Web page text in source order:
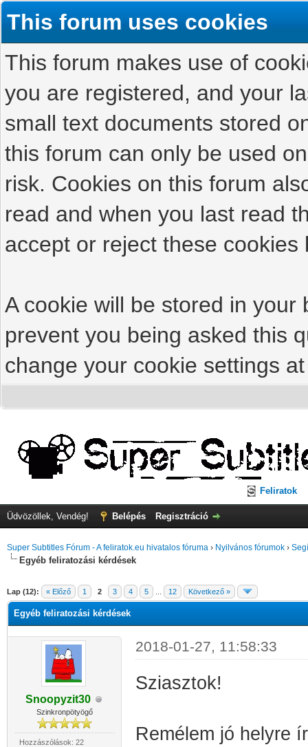
This forum uses cookies
This forum makes use of
you are registered, and your
small text documents stored
this forum can only be used
risk. Cookies on this forum
read and when you last read
accept or reject these cookies
A cookie will be stored in
prevent you being asked this
change your cookie settings
Feliratok
Üdvözöllek, Vendég! Belépés Regisztráció
Super Subtitles Fórum - A feliratok.eu hivatalos fóruma › Nyilvános fórumok ›
Egyéb feliratozási kérdések
Lap (12): « Előző 1 2 3 4 5 12 Következő »
Egyéb feliratozási kérdések
Snoopyzit30
Szinkronpötyögő
Hozzászólások: 22
2018-01-27, 11:58:33
Sziasztok!
Remélem jó helyre